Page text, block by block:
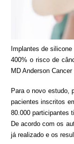
Implantes de
400% o risco de
MD Anderson
Para o novo estudo,
pacientes inscritos
80.000 participantes
De acordo com os
já realizado e os